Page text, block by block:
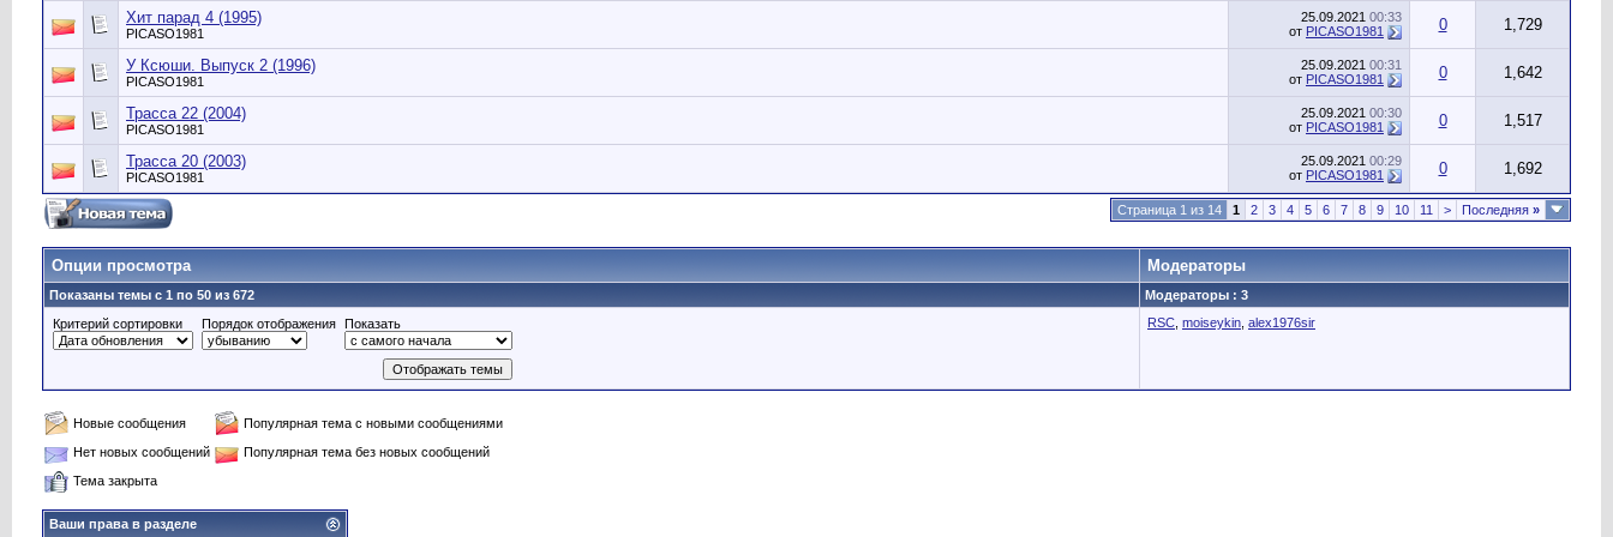
Хит парад 4 (1995)
PICASO1981
25.09.2021 00:33
от PICASO1981 0 1,729
У Ксюши. Выпуск 2 (1996)
PICASO1981
25.09.2021 00:31
от PICASO1981 0 1,642
Трасса 22 (2004)
PICASO1981
25.09.2021 00:30
от PICASO1981 0 1,517
Трасса 20 (2003)
PICASO1981
25.09.2021 00:29
от PICASO1981 0 1,692
Страница 1 из 14 1 2 3 4 5 6 7 8 9 10 11 > Последняя »
Опции просмотра Модераторы
Показаны темы с 1 по 50 из 672
Модераторы : 3
Критерий сортировки
Порядок отображения Показать RSC moiseykin alex1976sir
Новые сообщения
Популярная тема с новыми сообщениями
Нет новых сообщений
Популярная тема без новых сообщений
Тема закрыта
Ваши права в разделе